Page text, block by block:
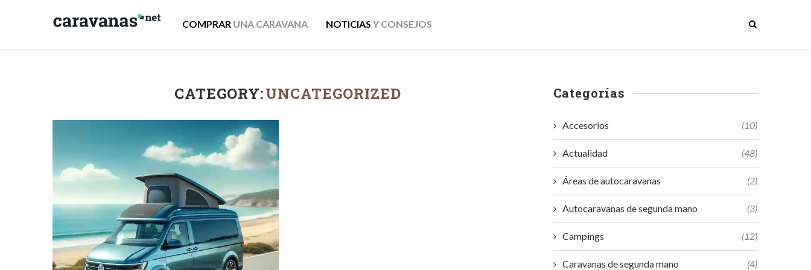
COMPRAR UNA CARAVANA NOTICIAS Y CONSEJOS
CATEGORY:UNCATEGORIZED Categorías
Accesorios (10)
Actualidad (48)
Áreas de autocaravanas (2)
Autocaravanas de segunda mano (3)
Campings (12)
Caravanas de segunda mano (4)